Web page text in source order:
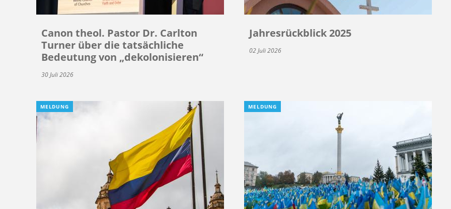
Canon theol. Pastor Dr. Carlton
Turner über die tatsächliche
Bedeutung von „dekolonisieren“
30 Juli 2026
Jahresrückblick 2025
02 Juli 2026
MELDUNG MELDUNG